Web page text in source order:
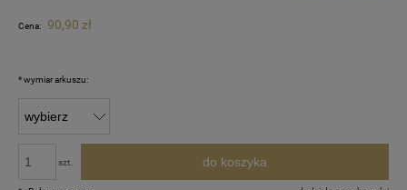
Cena: 90,90 zł
*wymiar arkuszu:
szt. do koszyka